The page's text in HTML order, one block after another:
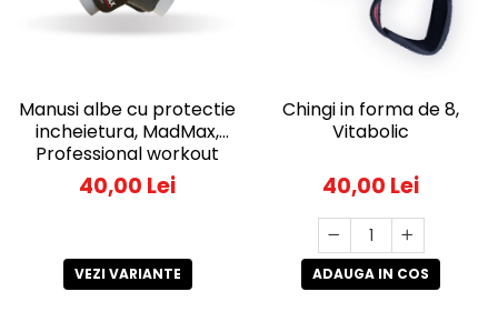
Manusi albe cu protectie
incheietura, MadMax,
Professional workout
gloves, Black/White
40,00 Lei
VEZI VARIANTE
Chingi in forma de 8,
Vitabolic
40,00 Lei
ADAUGA IN COS